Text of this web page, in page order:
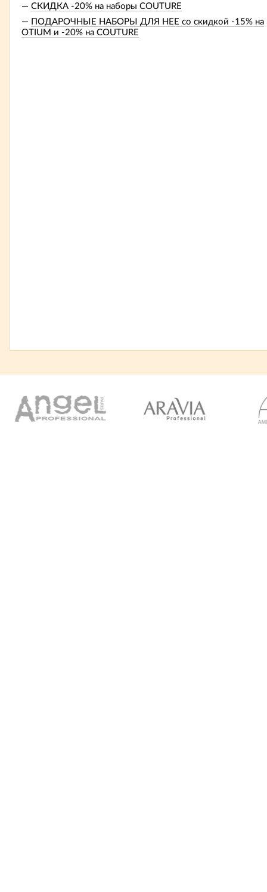
СКИДКА -20% на наборы COUTURE
ПОДАРОЧНЫЕ НАБОРЫ ДЛЯ НЕЕ со скидкой -15% на
OTIUM и -20% на COUTURE